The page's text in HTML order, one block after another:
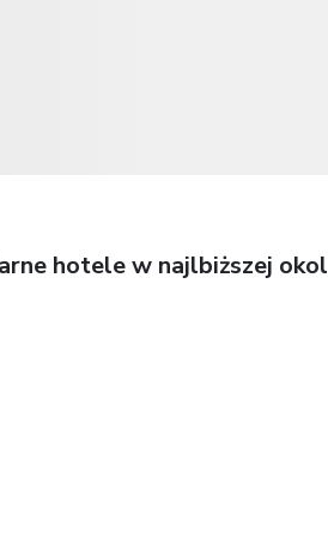
hotele w najlbiższej